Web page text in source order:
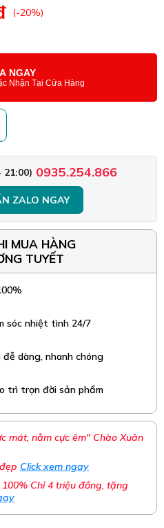
(-20%)
NGAY
Nhận Tại Cửa Hàng
21:00) 0935.254.866
ZALO NGAY
MUA HÀNG
TUYẾT
sóc nhiệt tình 24/7
dàng, nhanh chóng
trì trọn đời sản phẩm
mát, nằm cực êm" Chào Xuân
Click xem ngay
Chỉ 4 triệu đồng, tặng